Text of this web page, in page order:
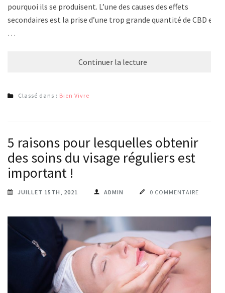
pourquoi ils se produisent. L’une des causes des effets
secondaires est la prise d’une trop grande quantité de CBD en
…
Continuer la lecture
Classé dans : Bien Vivre
5 raisons pour lesquelles obtenir
des soins du visage réguliers est
important !
JUILLET 15TH, 2021 ADMIN 0 COMMENTAIRE